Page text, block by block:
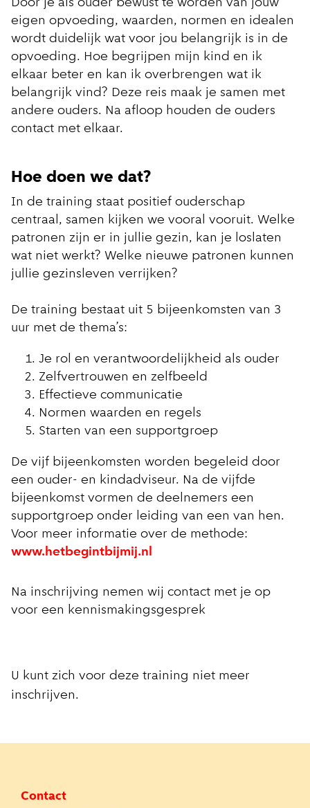
Door je als ouder bewust te worden van jouw
eigen opvoeding, waarden, normen en idealen
wordt duidelijk wat voor jou belangrijk is in de
opvoeding. Hoe begrijpen mijn kind en ik
elkaar beter en kan ik overbrengen wat ik
belangrijk vind? Deze reis maak je samen met
andere ouders. Na afloop houden de ouders
contact met elkaar.
Hoe doen we dat?
In de training staat positief ouderschap
centraal, samen kijken we vooral vooruit. Welke
patronen zijn er in jullie gezin, kan je loslaten
wat niet werkt? Welke nieuwe patronen kunnen
jullie gezinsleven verrijken?
De training bestaat uit 5 bijeenkomsten van 3
uur met de thema’s:
Je rol en verantwoordelijkheid als ouder
Zelfvertrouwen en zelfbeeld
Effectieve communicatie
Normen waarden en regels
Starten van een supportgroep
De vijf bijeenkomsten worden begeleid door
een ouder- en kindadviseur. Na de vijfde
bijeenkomst vormen de deelnemers een
supportgroep onder leiding van een van hen.
Voor meer informatie over de methode:
www.hetbegintbijmij.nl
Na inschrijving nemen wij contact met je op
voor een kennismakingsgesprek
U kunt zich voor deze training niet meer
inschrijven.
Contact